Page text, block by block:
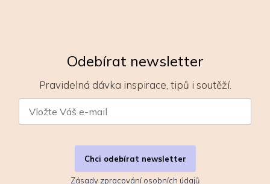
Odebírat newsletter
Pravidelná dávka inspirace, tipů i soutěží.
Chci odebírat newsletter
Zásady zpracování osobních údajů